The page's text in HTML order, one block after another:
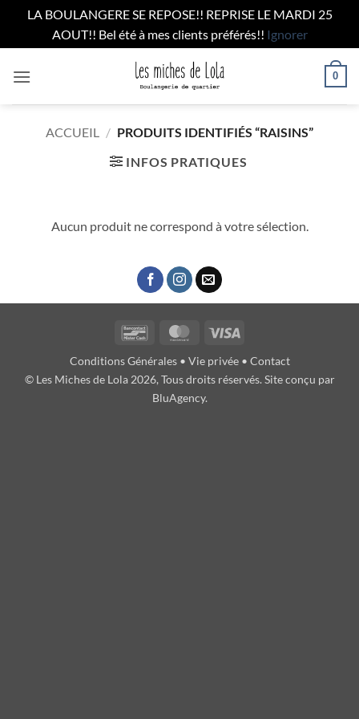
LA BOULANGERE SE REPOSE!! REPRISE LE MARDI 25
AOUT!! Bel été à mes clients préférés!! Ignorer
0
ACCUEIL / PRODUITS IDENTIFIÉS “RAISINS”
INFOS PRATIQUES
Aucun produit ne correspond à votre sélection.
BancontactMasterCard
Conditions Générales• Vie privée• Contact
© Les Miches de Lola 2026, Tous droits réservés. Site conçu par
BluAgency.